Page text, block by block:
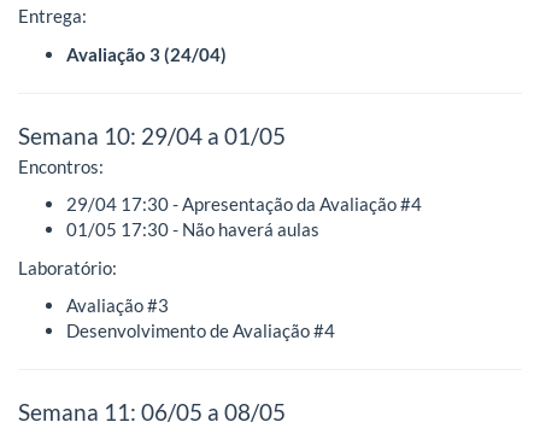
Entrega:
Avaliação 3 (24/04)
Semana 10: 29/04 a 01/05
Encontros:
29/04 17:30 - Apresentação da Avaliação #4
01/05 17:30 - Não haverá aulas
Laboratório:
Avaliação #3
Desenvolvimento de Avaliação #4
Semana 11: 06/05 a 08/05